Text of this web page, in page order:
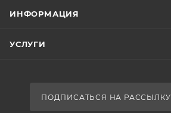
ИНФОРМАЦИЯ
УСЛУГИ
ПОДПИСАТЬСЯ НА РАССЫЛКУ